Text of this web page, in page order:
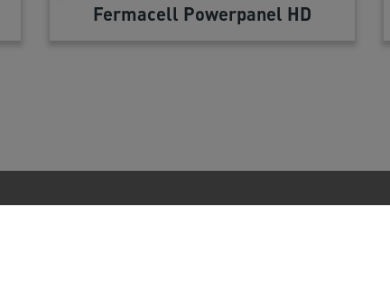
Fermacell Powerpanel HD